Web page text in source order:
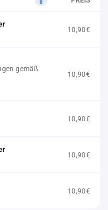
10,90€
gemäß
10,90€
10,90€
10,90€
10,90€